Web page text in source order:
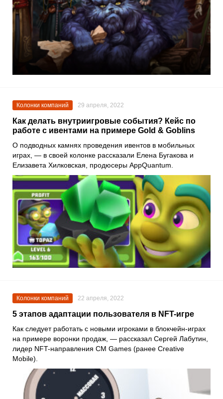
Колонки компаний 29 апреля, 2022
Как делать внутриигровые события? Кейс по
работе с ивентами на примере Gold & Goblins
О подводных камнях проведения ивентов в мобильных
играх, — в своей колонке рассказали Елена Бугакова и
Елизавета Хилковская , продюсеры AppQuantum
Колонки компаний 22 апреля, 2022
5 этапов адаптации пользователя в NFT-игре
Как следует работать с новыми игроками в блокчейн-играх
на примере воронки продаж, — рассказал Сергей Лабутин
лидер NFT-направления CM Games (ранее Creative
Mobile).